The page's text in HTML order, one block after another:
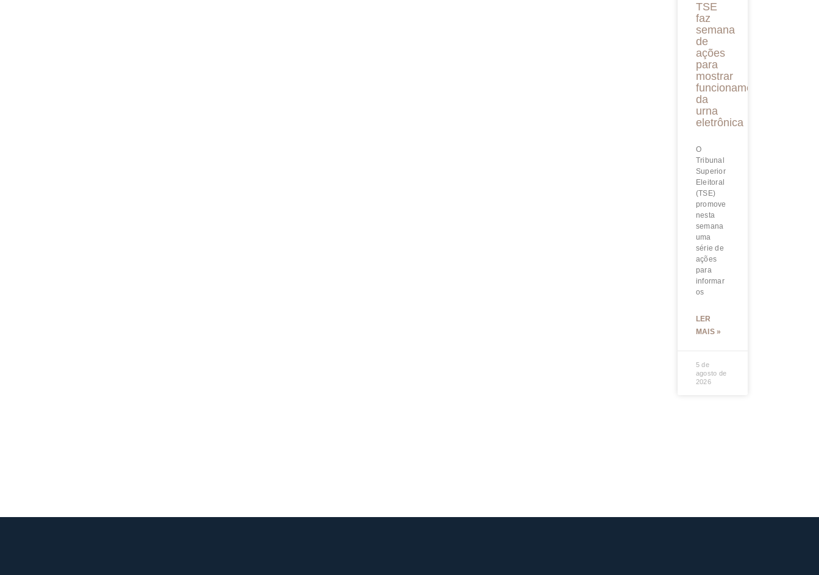
TSE
faz
semana
de
ações
para
mostrar
funcionamento
da
urna
eletrônica
O
Tribunal
Superior
Eleitoral
(TSE)
promove
nesta
semana
uma
série de
ações
para
informar
os
LER
MAIS »
5 de
agosto de
2026